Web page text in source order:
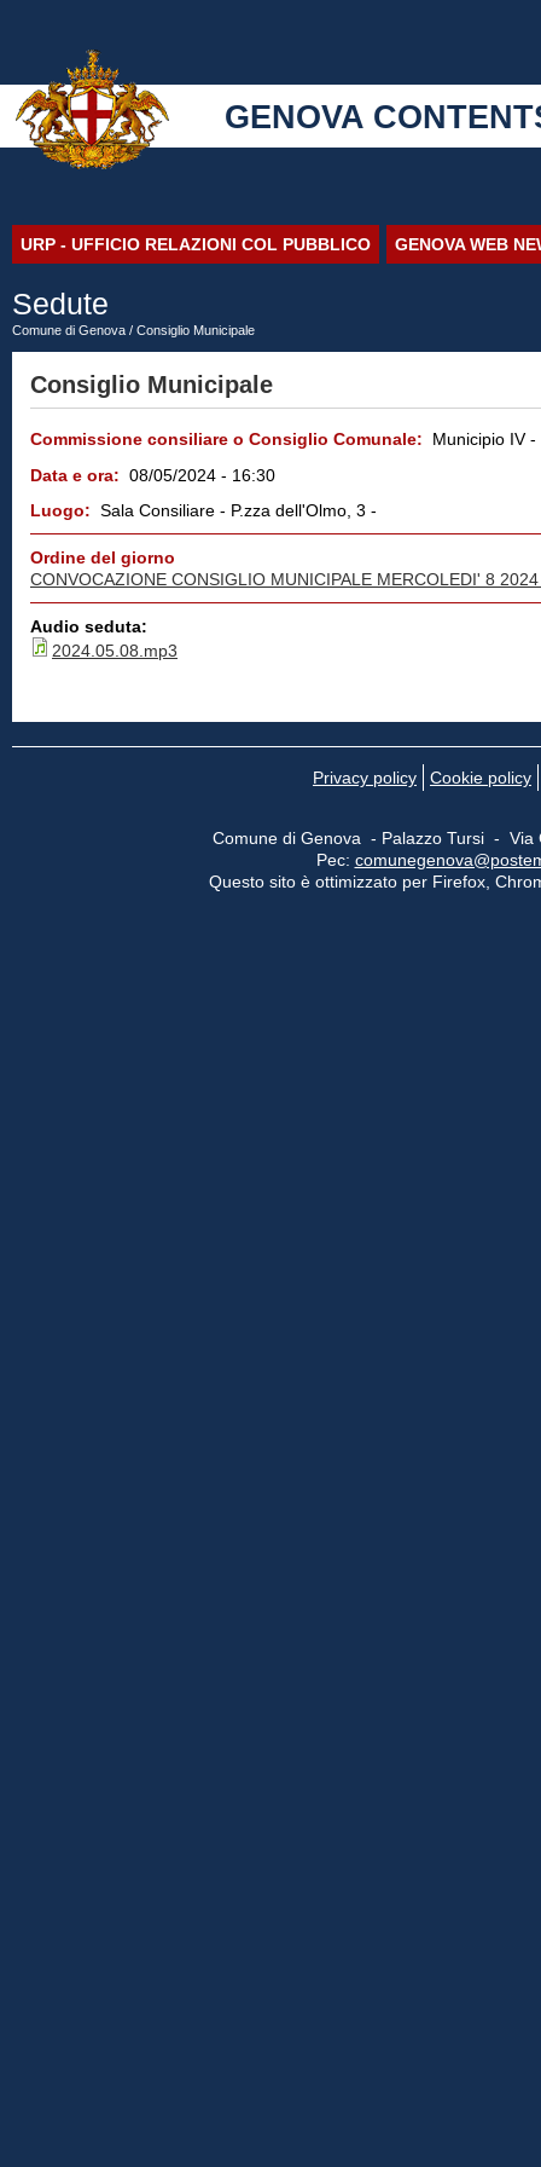
GENOVA
URP - UFFICIO RELAZIONI COL PUBBLICO GENOVA WEB
Sedute
Comune di Genova / Consiglio Municipale
Consiglio Municipale
Commissione consiliare o Consiglio Comunale:
Municipio IV -
Data e ora: 08/05/2024 - 16:30
Luogo: Sala Consiliare - P.zza dell'Olmo, 3 -
Ordine del giorno
CONVOCAZIONE CONSIGLIO MUNICIPALE MERCOLEDI' 8
Audio seduta:
2024.05.08.mp3
Privacy policy Cookie policy
Comune di Genova - Palazzo Tursi -
Pec:
Questo sito è ottimizzato per Firefox,